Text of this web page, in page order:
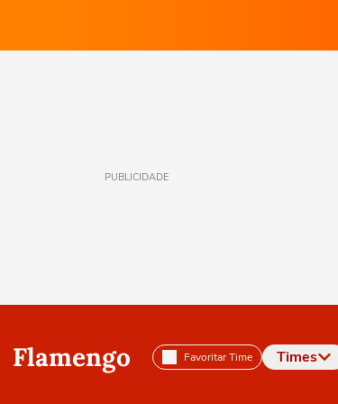
PUBLICIDADE
Flamengo Favoritar Time Times